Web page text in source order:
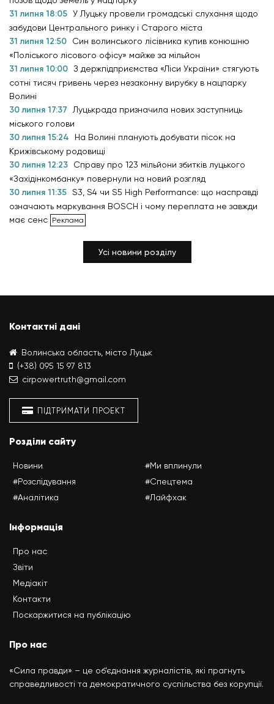
31 липня 18:05 У Луцьку провели громадські слухання щодо
забудови Центрального ринку і Старого міста
31 липня 12:50
Син волинського лісівника купив конюшню
«Поліського лісового офісу» майже за мільйон
31 липня 10:00 З держпідприємства «Ліси України» стягують
сотні тисяч гривень через незаконну вирубку в нацпарку
Волині
30 липня 17:37
Луцькрада призначила нових заступниць
міського голови
30 липня 15:24
На Волині планують добувати пісок на
Крижівському родовищі
30 липня 12:23
Справу про 123 мільйони збитків луцького
«Західінкомбанку» повернули на новий розгляд
30 липня 11:35 S3, S4 чи S5 High Performance: що насправді
означають маркування BOSCH і чому переплата не завжди
має сенс
Усі новини розділу
Контактні дані
Волинська область, місто Луцьк
(+38) 095 15 97 813
cirpowertruth@gmail.com
ПІДТРИМАТИ ПРОЕКТ
Розділи сайту
Новини
#Розслідування
#Аналітика
#Ми вплинули
#Спецтема
#Лайфхак
Інформація
Про нас
Звіти
Медіакіт
Контакти
Поскаржитися на публікацію
Про нас
«Сила правди» – це об’єднання журналістів, які прагнуть
справедливості та демократичного суспільства без корупції.